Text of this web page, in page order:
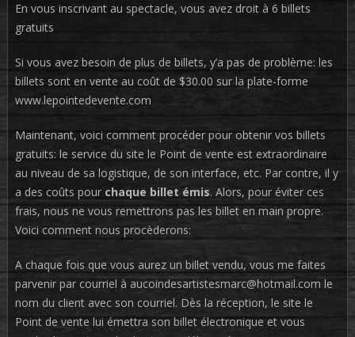
En vous inscrivant au spectacle, vous avez droit à 6 billets
gratuits
Si vous avez besoin de plus de billets, y’a pas de problème: les
billets sont en vente au coût de $30.00 sur la plate-forme
www.lepointedevente.com
Maintenant, voici comment procéder pour obtenir vos billets
gratuits: le service du site le Point de vente est extraordinaire
au niveau de sa logistique, de son interface, etc. Par contre, il y
a des coûts pour chaque billet émis. Alors, pour éviter ces
frais, nous ne vous remettrons pas les billet en main propre.
Voici comment nous procèderons:
A chaque fois que vous aurez un billet vendu, vous me faites
parvenir par courriel à aucoindesartistesmarc@hotmail.com le
nom du client avec son courriel. Dès la réception, le site le
Point de vente lui émettra son billet électronique et vous